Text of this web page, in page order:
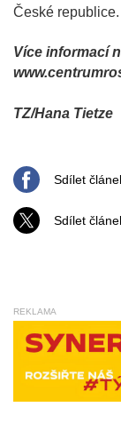
České republice.
Více informací
TZ/Hana Tietze
Sdílet
Sdílet
REKLAMA